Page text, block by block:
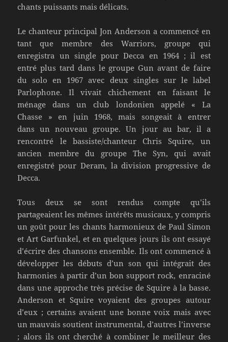
chants puissants mais délicats.
Le chanteur principal Jon Anderson a commencé en
tant que membre des Warriors, groupe qui
enregistra un single pour Decca en 1964 ; il est
entré plus tard dans le groupe Gun avant de faire
du solo en 1967 avec deux singles sur le label
Parlophone. Il vivait chichement en faisant le
ménage dans un club londonien appelé « La
Chasse » en juin 1968, mais songeait à entrer
dans un nouveau groupe. Un jour au bar, il a
rencontré le bassiste/chanteur Chris Squire, un
ancien membre du groupe The Syn, qui avait
enregistré pour Deram, la division progressive de
Decca.
Tous deux se sont rendus compte qu’ils
partageaient les mêmes intérêts musicaux, y compris
un goût pour les chants harmonieux de Paul Simon
et Art Garfunkel, et en quelques jours ils ont essayé
d’écrire des chansons ensemble. Ils ont commencé à
développer les débuts d’un son qui intégrait des
harmonies à partir d’un bon support rock, enraciné
dans une approche très précise de Squire à la basse.
Anderson et Squire voyaient des groupes autour
d’eux ; certains avaient une bonne voix mais avec
un mauvais soutient instrumental, d’autres l’inverse
; alors ils ont cherché à combiner le meilleur des